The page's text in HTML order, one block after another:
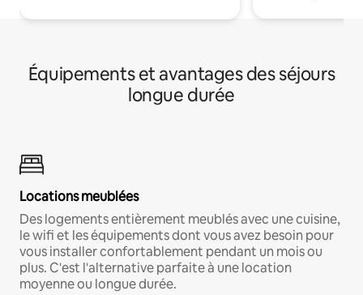
Équipements et avantages des séjours
longue durée
Locations meublées
Des logements entièrement meublés avec une cuisine,
le wifi et les équipements dont vous avez besoin pour
vous installer confortablement pendant un mois ou
plus. C'est l'alternative parfaite à une location
moyenne ou longue durée.